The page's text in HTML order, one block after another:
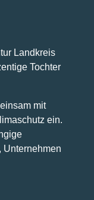
Landkreis
Tochter
mit
ein.
Unternehmen